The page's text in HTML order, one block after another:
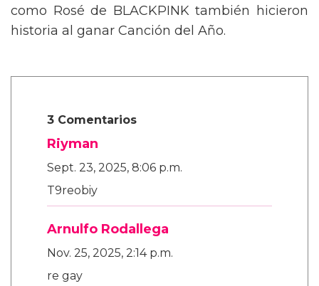
como Rosé de BLACKPINK también hicieron
historia al ganar Canción del Año.
3 Comentarios
Riyman
Sept. 23, 2025, 8:06 p.m.
T9reobiy
Arnulfo Rodallega
Nov. 25, 2025, 2:14 p.m.
re gay